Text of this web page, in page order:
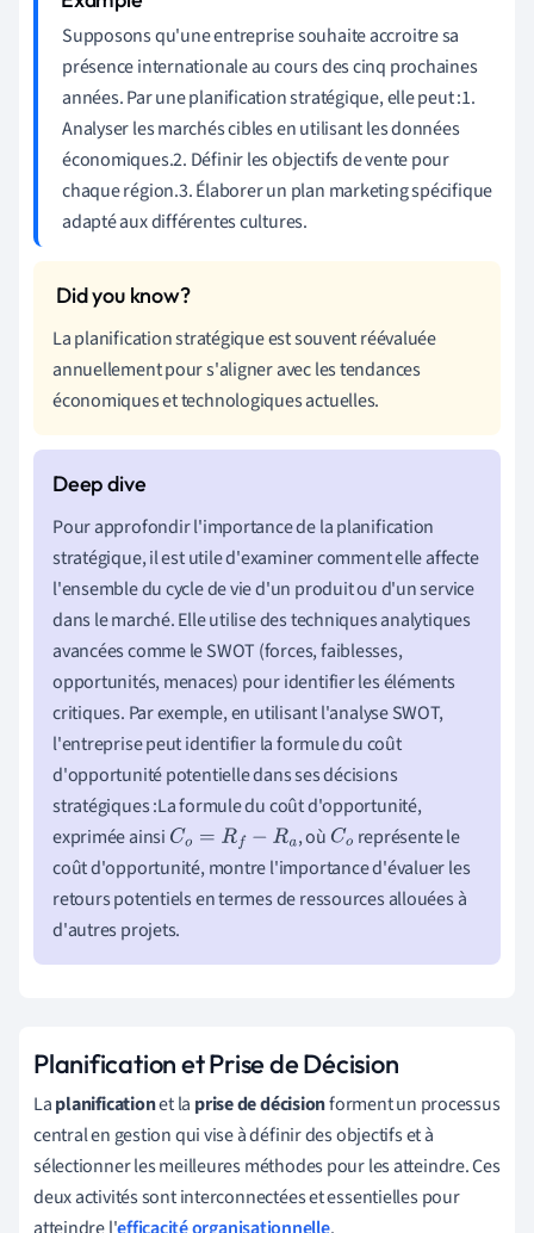
Supposons qu'une entreprise souhaite accroitre sa
présence internationale au cours des cinq prochaines
années. Par une planification stratégique, elle peut :1.
Analyser les marchés cibles en utilisant les données
économiques.2. Définir les objectifs de vente pour
chaque région.3. Élaborer un plan marketing spécifique
adapté aux différentes cultures.
La planification stratégique est souvent réévaluée
annuellement pour s'aligner avec les tendances
économiques et technologiques actuelles.
Pour approfondir l'importance de la planification
stratégique, il est utile d'examiner comment elle affecte
l'ensemble du cycle de vie d'un produit ou d'un service
dans le marché. Elle utilise des techniques analytiques
avancées comme le SWOT (forces, faiblesses,
opportunités, menaces) pour identifier les éléments
critiques. Par exemple, en utilisant l'analyse SWOT,
l'entreprise peut identifier la formule du coût
d'opportunité potentielle dans ses décisions
stratégiques :La formule du coût d'opportunité,
exprimée ainsi Co= Rf −Ra , où Co représente le
coût d'opportunité, montre l'importance d'évaluer les
retours potentiels en termes de ressources allouées à
d'autres projets.
Planification et Prise de Décision
Laplanificationet la prise de décisionforment un processus
central en gestion qui vise à définir des objectifs et à
sélectionner les meilleures méthodes pour les atteindre. Ces
deux activités sont interconnectées et essentielles pour
atteindre l'efficacité organisationnelle.